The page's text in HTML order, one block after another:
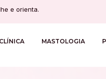
e orienta.
CLÍNICA MASTOLOGIA